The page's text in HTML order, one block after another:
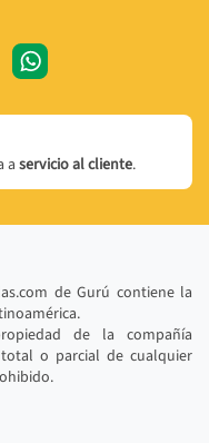
aservicio al cliente.
de Gurú contiene la
de la compañía
o parcial de cualquier